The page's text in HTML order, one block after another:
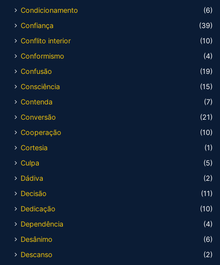
Condicionamento
(6)
Confiança
(39)
Conflito interior
(10)
Conformismo
(4)
Confusão
(19)
Consciência
(15)
Contenda
(7)
Conversão
(21)
Cooperação
(10)
Cortesia
(1)
Culpa
(5)
Dádiva
(2)
Decisão
(11)
Dedicação
(10)
Dependência
(4)
Desânimo
(6)
Descanso
(2)